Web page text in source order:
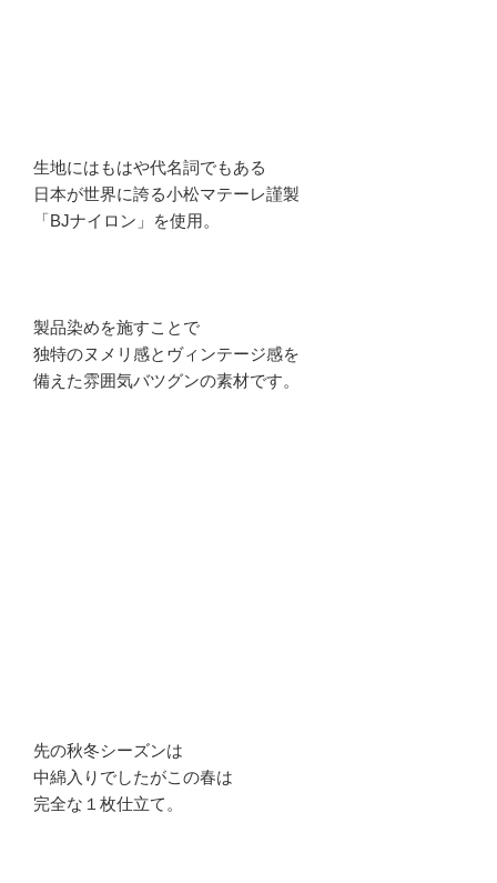
生地にはもはや代名詞でもある
日本が世界に誇る小松マテーレ謹製
「BJナイロン」を使用。
製品染めを施すことで
独特のヌメリ感とヴィンテージ感を
備えた雰囲気バツグンの素材です。
先の秋冬シーズンは
中綿入りでしたがこの春は
完全な１枚仕立て。